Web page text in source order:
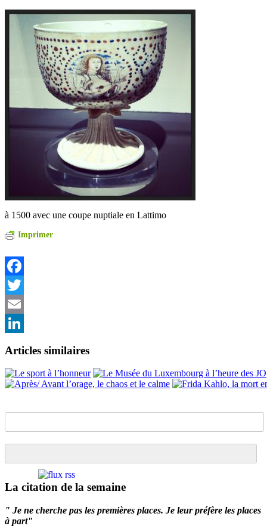
à 1500 avec une coupe nuptiale en Lattimo
Imprimer
Facebook
Twitter
Email
Articles similaires
La citation de la semaine
" Je ne cherche pas les premières places. Je leur préfère les places
à part"